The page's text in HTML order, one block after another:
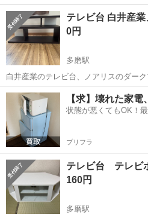
どころ引き出しもメンテナンス必要かと
東京 府中市 多磨駅 収納家具
テレビ台 白井産業
0円
多磨駅
白井産業のテレビ台、ノアリスのダーク
（https://shirai-store.net/c/series/nal/nal-4080-dk） 幅
× 高さ38.4（cm） 3年ほど使...
東京 府中市 多磨駅 収納家具
【求】壊れた家
状態が悪くてもOK！
プリフラ
テレビ台 テレビ
160円
多磨駅